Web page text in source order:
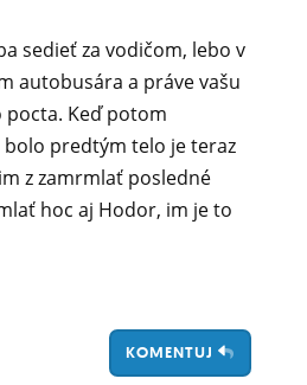
sedieť za vodičom, lebo v
autobusára a práve vašu
pocta. Keď potom
predtým telo je teraz
z zamrmlať posledné
hoc aj Hodor, im je to
KOMENTUJ